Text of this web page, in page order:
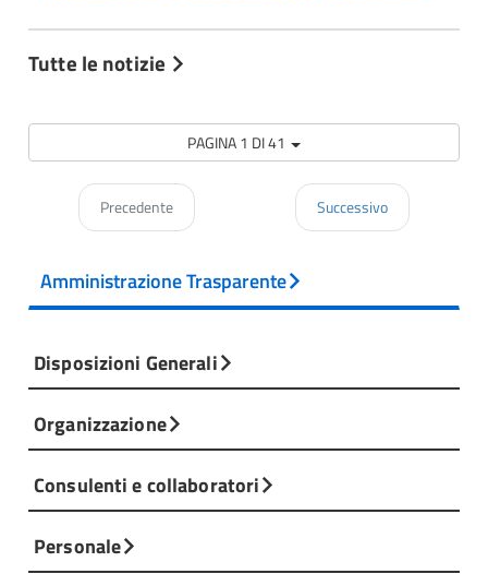
Tutte le notizie
PAGINA 1 DI 41
Precedente Successivo
Amministrazione Trasparente
Disposizioni Generali
Organizzazione
Consulenti e collaboratori
Personale